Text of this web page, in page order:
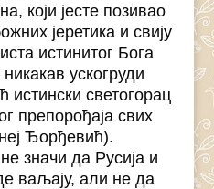
који јесте позивао
јеретика и свију
истинитог Бога
ускогруди
истински светогорац
препорођаја свих
Ђорђевић).
значи да Русија и
ваљају, али не да